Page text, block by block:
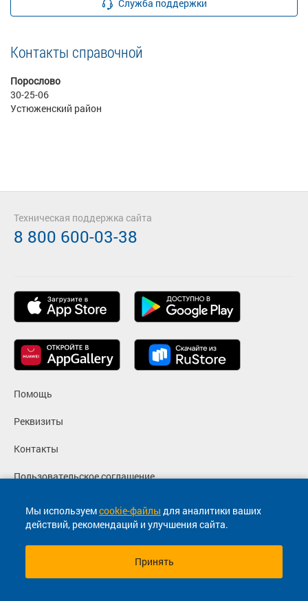
Служба поддержки
Контакты справочной
Порослово
30-25-06
Устюженский район
Мы используемcookie-файлы для аналитики ваших
действий, рекомендаций и улучшения сайта.
Принять
Помощь
Реквизиты
Контакты
Пользовательское соглашение
Политика конфиденциальности
Согласие на маркетинговые сообщения
Техническая поддержка сайта
8 800 600-03-38
© 2013-2026, ООО "Капитал"- Онлайн сервис продажи